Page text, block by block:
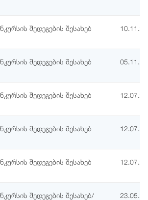
შედეგების შესახებ
შედეგების შესახებ
შედეგების შესახებ
შედეგების შესახებ
შედეგების შესახებ
შედეგების შესახებ/